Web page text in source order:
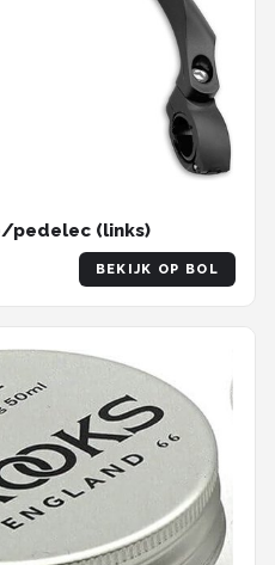
pedelec (links)
BEKIJK OP BOL